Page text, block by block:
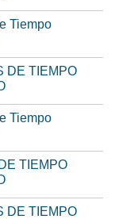
Tiempo
DE TIEMPO
Tiempo
TIEMPO
DE TIEMPO